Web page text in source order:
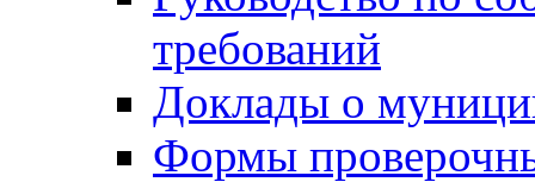
требований
Доклады о
Формы